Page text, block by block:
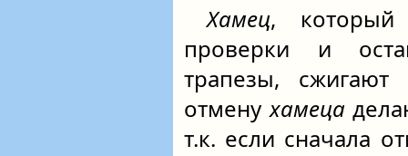
Хамец,
проверки и
трапезы,
отменухамеца
т.к. если сначала